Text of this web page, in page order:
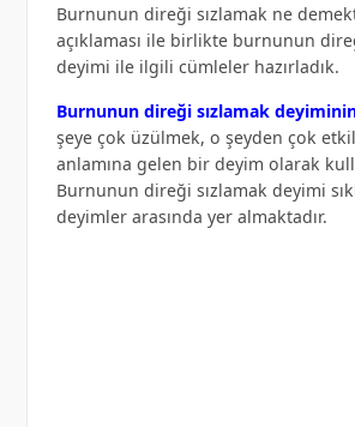
Burnunun direği sızlamak ne
açıklaması ile birlikte burnunun
deyimi ile ilgili cümleler hazırladık.
Burnunun direği sızlamak
şeye çok üzülmek, o şeyden çok
anlamına gelen bir deyim olarak
Burnunun direği sızlamak deyimi
deyimler arasında yer almaktadır.